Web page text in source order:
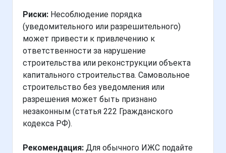
Риски: Несоблюдение порядка
(уведомительного или разрешительного)
может привести к привлечению к
ответственности за нарушение
строительства или реконструкции объекта
капитального строительства. Самовольное
строительство без уведомления или
разрешения может быть признано
незаконным (статья 222 Гражданского
кодекса РФ).
Рекомендация: Для обычного ИЖС подайте